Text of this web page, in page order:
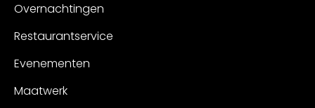
Overnachtingen
Restaurantservice
Evenementen
Maatwerk